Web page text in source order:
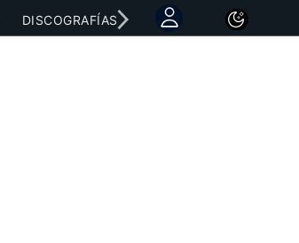
DISCOGRAFÍAS CONCIERTOS LETRAS